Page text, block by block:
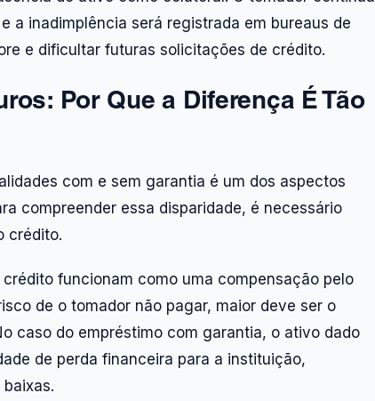
a inadimplência será registrada em bureaus de
e dificultar futuras solicitações de crédito.
Por Que a Diferença É Tão
com e sem garantia é um dos aspectos
compreender essa disparidade, é necessário
crédito.
funcionam como uma compensação pelo
de o tomador não pagar, maior deve ser o
caso do empréstimo com garantia, o ativo dado
de perda financeira para a instituição,